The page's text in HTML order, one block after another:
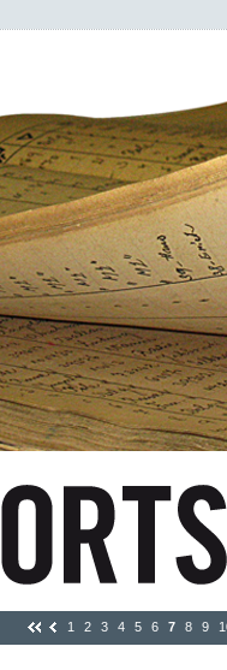
1 2 3 4 5 6 7 8 9